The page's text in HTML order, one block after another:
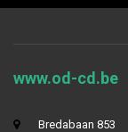
www.od-cd.be
Bredabaan 853